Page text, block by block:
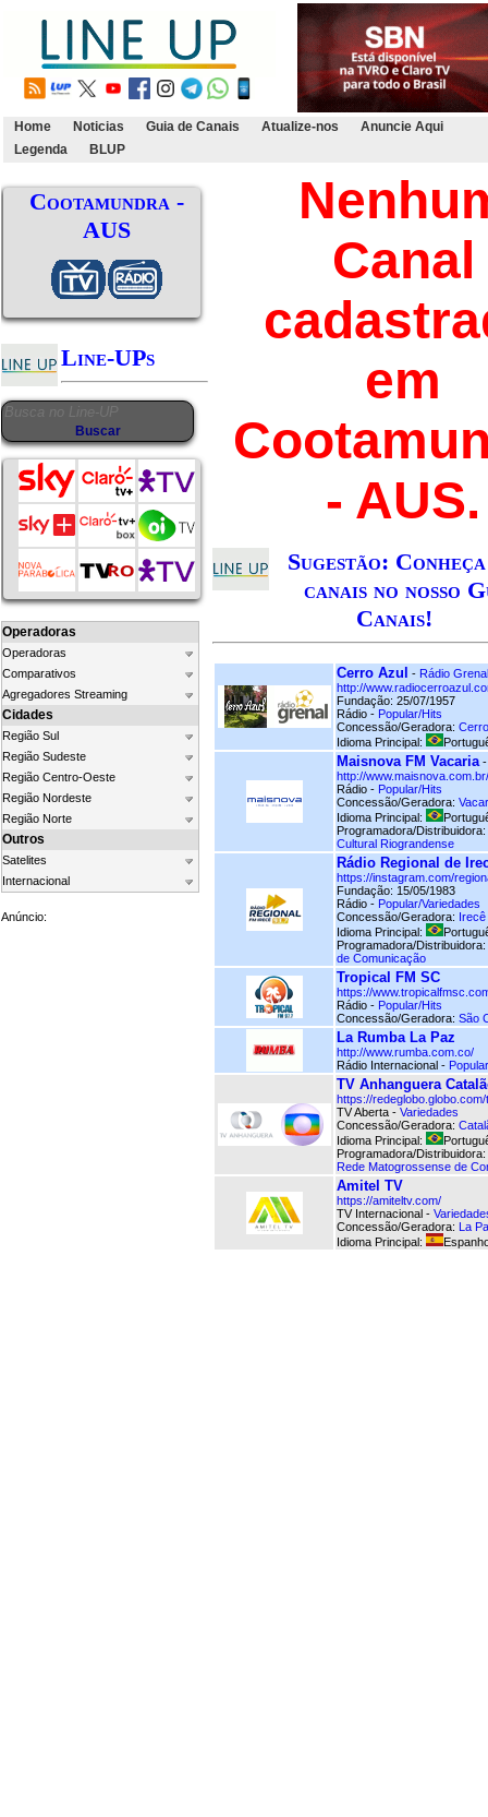
Home Noticias Guia de Canais Atualize-nos
Anuncie Aqui
Legenda
BLUP
Cootamundra -
AUS
Line-UPs
Operadoras
Operadoras
Comparativos
Agregadores Streaming
Cidades
Região Sul
Região Sudeste
Região Centro-Oeste
Região Nordeste
Região Norte
Outros
Satelites
Internacional
Anúncio:
Canal
em
- AUS.
Sugestão:
canais no nosso
Canais!
Cerro Azul - Rádio Grenal
http://
Fundação: 25/07/1957
Rádio - Popular/Hits
Concessão/Geradora:
Idioma Principal:
Maisnova FM Vacaria
http://www.maisnova.com.br/
Rádio - Popular/Hits
Concessão/Geradora:
Idioma Principal:
Programadora/Distribuidora:
Cultural Riograndense
Rádio Regional de
https://instagram.com/
Fundação: 15/05/1983
Rádio - Popular/Variedades
Concessão/Geradora: Irecê
Idioma Principal:
Programadora/Distribuidora:
de Comunicação
Tropical FM SC
https://
Rádio - Popular/Hits
Concessão/Geradora: São
La Rumba La Paz
http://www.rumba.com.co/
Rádio Internacional -
TV Anhanguera
https://
TV Aberta - Variedades
Concessão/Geradora:
Idioma Principal:
Programadora/Distribuidora:
Rede Matogrossense de
Amitel TV
https://amiteltv.com/
TV Internacional -
Concessão/Geradora: La
Idioma Principal: